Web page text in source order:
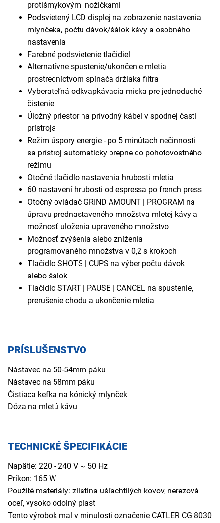
protišmykovými nožičkami
Podsvietený LCD displej na zobrazenie nastavenia
mlynčeka, počtu dávok/šálok kávy a osobného
nastavenia
Farebné podsvietenie tlačidiel
Alternatívne spustenie/ukončenie mletia
prostredníctvom spínača držiaka filtra
Vyberateľná odkvapkávacia miska pre jednoduché
čistenie
Úložný priestor na prívodný kábel v spodnej časti
prístroja
Režim úspory energie - po 5 minútach nečinnosti
sa prístroj automaticky prepne do pohotovostného
režimu
Otočné tlačidlo nastavenia hrubosti mletia
60 nastavení hrubosti od espressa po french press
Otočný ovládač GRIND AMOUNT | PROGRAM na
úpravu prednastaveného množstva mletej kávy a
možnosť uloženia upraveného množstvo
Možnosť zvýšenia alebo zníženia
programovaného množstva v 0,2 s krokoch
Tlačidlo SHOTS | CUPS na výber počtu dávok
alebo šálok
Tlačidlo START | PAUSE | CANCEL na spustenie,
prerušenie chodu a ukončenie mletia
PRÍSLUŠENSTVO
Nástavec na 50-54mm páku
Nástavec na 58mm páku
Čistiaca kefka na kónický mlynček
Dóza na mletú kávu
TECHNICKÉ ŠPECIFIKÁCIE
Napätie: 220 - 240 V ~ 50 Hz
Príkon: 165 W
Použité materiály: zliatina ušľachtilých kovov, nerezová
oceľ, vysoko odolný plast
Tento výrobok mal v minulosti označenie CATLER CG 8030